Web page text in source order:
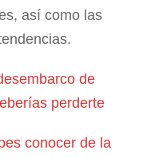
así como las
de
perderte
conocer de la